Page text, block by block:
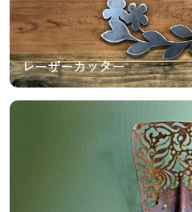
レーザーカッター